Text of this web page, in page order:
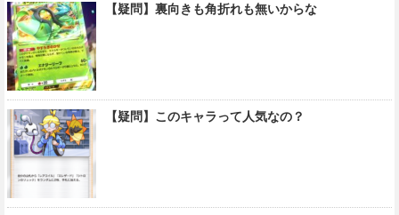
【疑問】裏向きも角折れも無いからな
【疑問】このキャラって人気なの？